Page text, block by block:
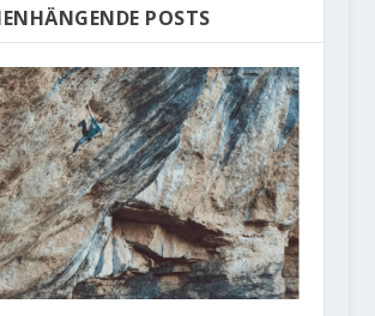
POSTS